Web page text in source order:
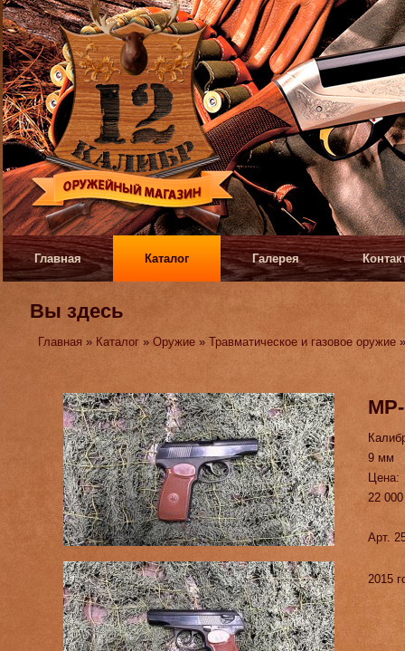
Главная Каталог Галерея
Вы здесь
Главная » Каталог »Оружие »Травматическое и газовое оружие
9 мм
Цена:
22
Арт.
2015